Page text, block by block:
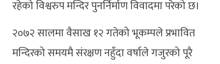
रहेको विश्वरुप मन्दिर पुनर्निर्माण विवादमा परेको छ।
२०७२ सालमा वैसाख १२ गतेको भूकम्पले प्रभावित
मन्दिरको समयमै संरक्षण नहुँदा वर्षाले गजुरको पूरै